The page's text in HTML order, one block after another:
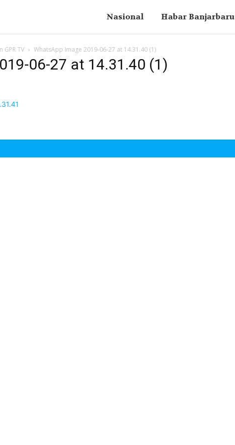
Nasional Habar Banjarbaru
TV WhatsApp Image 2019-06-27 at 14.31.40 (1)
06-27 at 14.31.40 (1)